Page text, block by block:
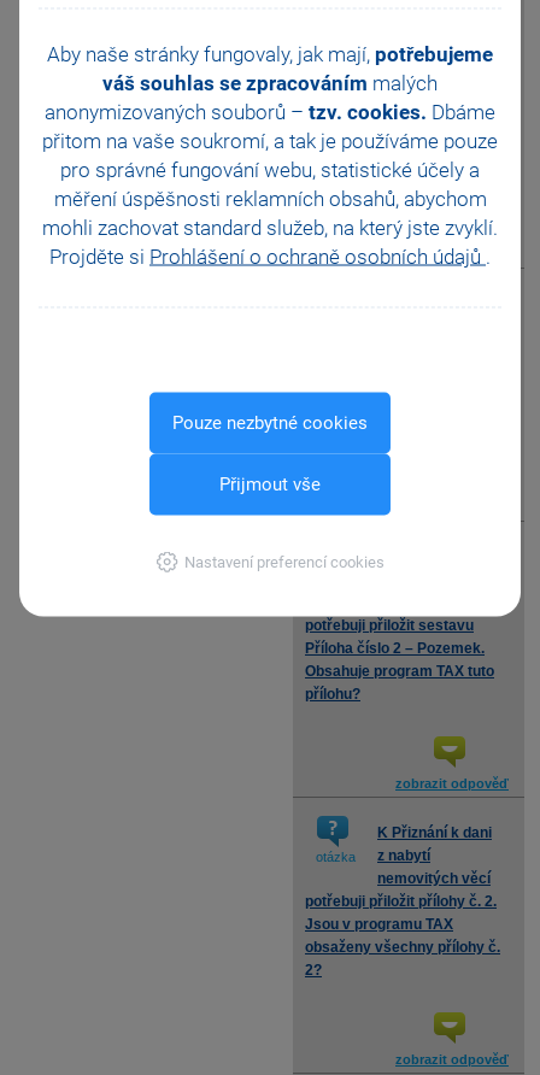
Aby naše stránky fungovaly, jak mají, potřebujeme
váš souhlas se zpracováním malých
anonymizovaných souborů – tzv. cookies. Dbáme
přitom na vaše soukromí, a tak je používáme pouze
pro správné fungování webu, statistické účely a
měření úspěšnosti reklamních obsahů, abychom
mohli zachovat standard služeb, na který jste zvyklí.
Projděte si Prohlášení o ochraně osobních údajů .
Pouze nezbytné cookies
Přijmout vše
Nastavení preferencí cookies
K nabytí nemovité věci
došlo kupní smlouvou, k
přiznání tedy musím přiložit
Přílohu č. 1 typ N. Příloha si
mi však nezobrazuje. Jak
mohu přílohu vystavit?
zobrazit odpověď
zároveň i Příloha č. 1 typ J.
Jak mohu přílohu vystavit?
K přiznání k dani
potřebuji přiložit sestavu
Příloha číslo 2 – Pozemek.
Obsahuje program TAX tuto
přílohu?
zobrazit odpověď
otázka
K Přiznání k dani
z nabytí
nemovitých věcí
potřebuji přiložit přílohy č. 2.
Jsou v programu TAX
obsaženy všechny přílohy č.
2?
zobrazit odpověď